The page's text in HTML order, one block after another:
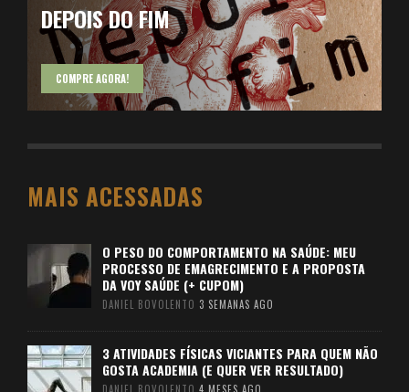
DEPOIS DO FIM
COMPRE AGORA!
MAIS ACESSADAS
O PESO DO COMPORTAMENTO NA SAÚDE: MEU
PROCESSO DE EMAGRECIMENTO E A PROPOSTA
DA VOY SAÚDE (+ CUPOM)
DANIEL BOVOLENTO 3 SEMANAS AGO
3 ATIVIDADES FÍSICAS VICIANTES PARA QUEM NÃO
GOSTA ACADEMIA (E QUER VER RESULTADO)
DANIEL BOVOLENTO 4 MESES AGO